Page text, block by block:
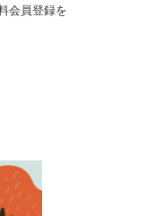
会員登録を